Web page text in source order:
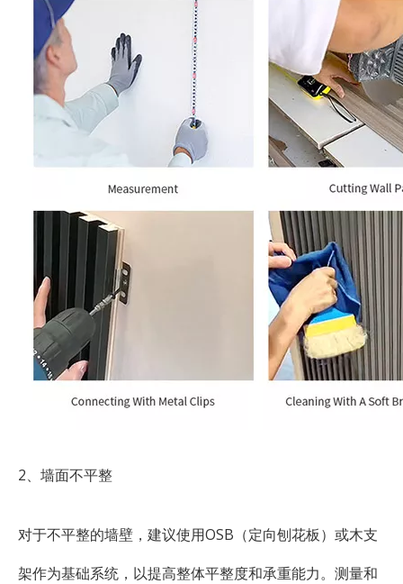
2、墙面不平整
对于不平整的墙壁，建议使用OSB（定向刨花板）或木支
架作为基础系统，以提高整体平整度和承重能力。测量和